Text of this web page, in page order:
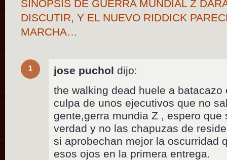
SINOPSIS DE GUERRA MUNDIAL Z
DISCUTIR, Y EL NUEVO RIDDICK
MARCHA…
1 jose puchol dijo:
the walking dead huele a batacazo
culpa de unos ejecutivos que no
gente,gerra mundia Z , espero que
verdad y no las chapuzas de
si aprobechan mejor la oscurridad
esos ojos en la primera entrega.